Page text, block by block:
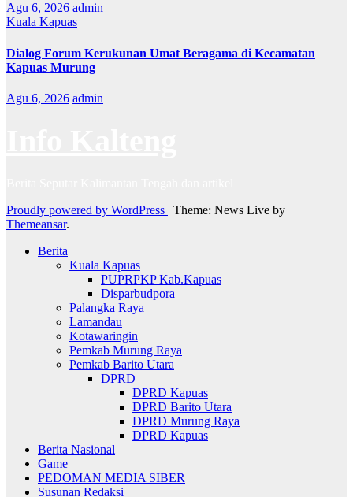
Agu 6, 2026 admin
Kuala Kapuas
Dialog Forum Kerukunan Umat Beragama di Kecamatan
Kapuas Murung
Agu 6, 2026 admin
Proudly powered by WordPress | Theme: News Live by
Themeansar.
Berita
Kuala Kapuas
PUPRPKP Kab.Kapuas
Disparbudpora
Palangka Raya
Lamandau
Kotawaringin
Pemkab Murung Raya
Pemkab Barito Utara
DPRD
DPRD Kapuas
DPRD Barito Utara
DPRD Murung Raya
DPRD Kapuas
Berita Nasional
Game
PEDOMAN MEDIA SIBER
Susunan Redaksi